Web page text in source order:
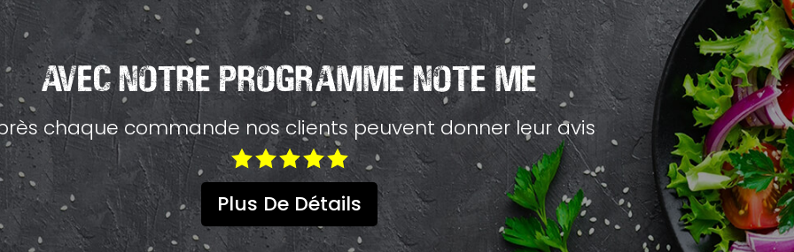
Avec Notre Programme Note Me
chaque commande nos clients peuvent donner leur avis
Plus De Détails